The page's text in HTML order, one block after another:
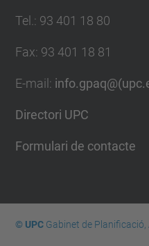
Tel. : 93 401 18 80
Fax: 93 401 18 81
E-mail :
Directori UPC
Formulari de contacte
© UPCGabinet de Planificació,